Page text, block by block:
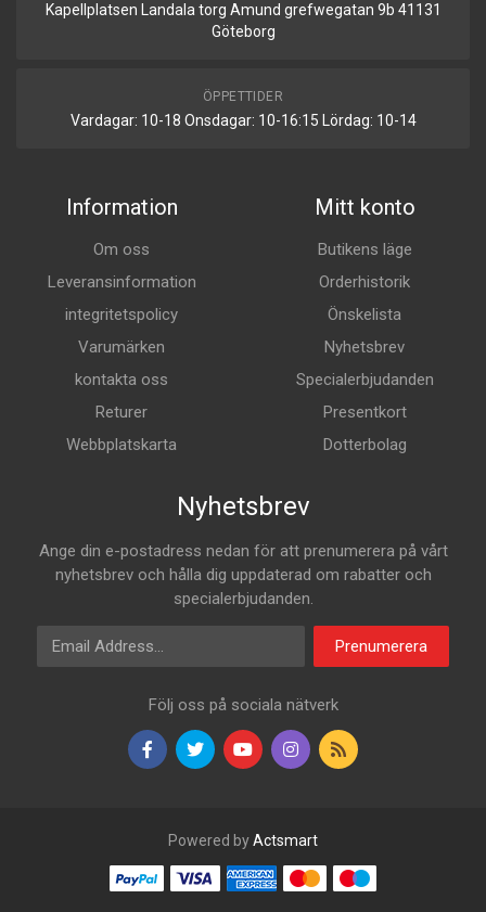
Kapellplatsen Landala torg Amund grefwegatan 9b 41131
Göteborg
ÖPPETTIDER
Vardagar: 10-18 Onsdagar: 10-16:15 Lördag: 10-14
Information
Om oss
Leveransinformation
integritetspolicy
Varumärken
kontakta oss
Returer
Webbplatskarta
Mitt konto
Butikens läge
Orderhistorik
Önskelista
Nyhetsbrev
Specialerbjudanden
Presentkort
Dotterbolag
Nyhetsbrev
Ange din e-postadress nedan för att prenumerera på vårt
nyhetsbrev och hålla dig uppdaterad om rabatter och
specialerbjudanden.
E-postadress
Prenumerera
Följ oss på sociala nätverk
Powered byActsmart